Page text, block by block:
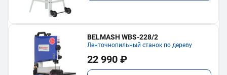
BELMASH WBS-228/2
Ленточнопильный станок по дереву
22 990 ₽